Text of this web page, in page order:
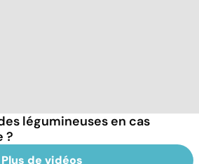
légumineuses en cas
?
Plus de vidéos